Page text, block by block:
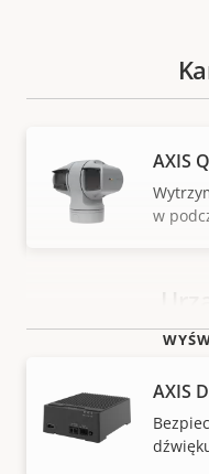
AXIS
w
AXIS
POKAŻ